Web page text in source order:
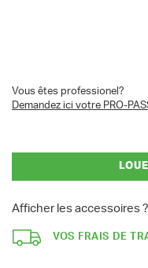
Vous êtes professionel?
Demandez ici votre PRO-
Afficher les accessoires ?
VOS FRAIS DE